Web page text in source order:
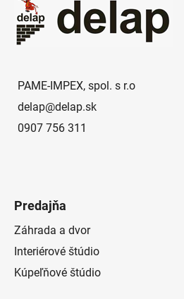
PAME-IMPEX, spol. s r.o
delap@delap.sk
0907 756 311
Predajňa
Záhrada a dvor
Interiérové štúdio
Kúpeľňové štúdio